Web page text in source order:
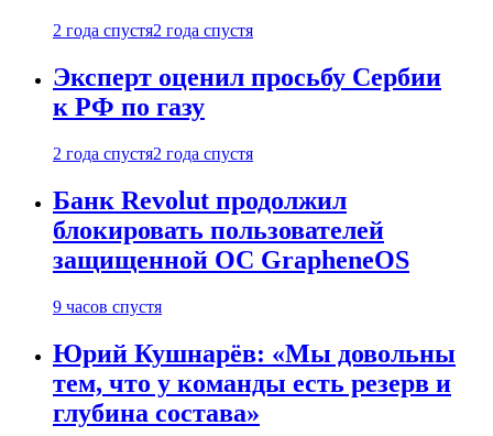
2 года спустя2 года спустя
Эксперт оценил просьбу Сербии
к РФ по газу
2 года спустя2 года спустя
Банк Revolut продолжил
блокировать пользователей
защищенной ОС GrapheneOS
9 часов спустя
Юрий Кушнарёв: «Мы довольны
тем, что у команды есть резерв и
глубина состава»